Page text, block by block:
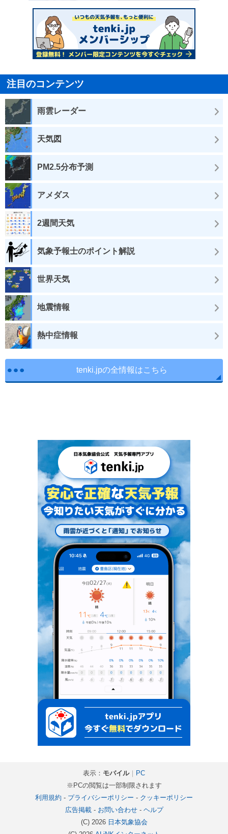
注目のコンテンツ
雨雲レーダー
天気図
PM2.5分布予測
アメダス
2週間天気
気象予報士のポイント解説
世界天気
地震情報
熱中症情報
tenki.jpの全情報はこちら
表示： モバイル｜
PC
※PCの閲覧は一部制限されます
利用規約 - プライバシーポリシー - クッキーポリシー
広告掲載- お問い合わせ- ヘルプ
(C) 2026 日本気象協会